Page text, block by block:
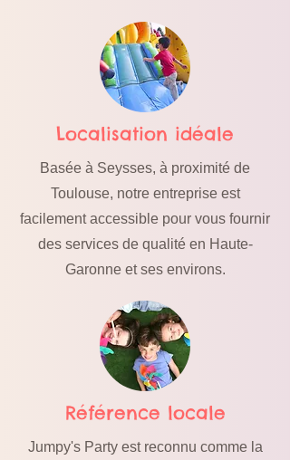
Localisation idéale
Basée à Seysses, à proximité de
Toulouse, notre entreprise est
facilement accessible pour vous fournir
des services de qualité en Haute-
Garonne et ses environs.
Référence locale
Jumpy's Party est reconnu comme la